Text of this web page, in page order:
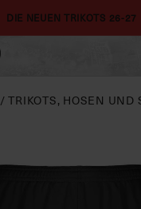
DIE NEUEN TRIKOTS 26-27
/TRIKOTS, HOSEN UND